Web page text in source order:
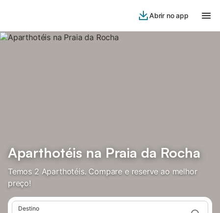
Abrir no app
Aparthotéis na Praia da Rocha
Temos 2 Aparthotéis. Compare e reserve ao melhor
preço!
Destino